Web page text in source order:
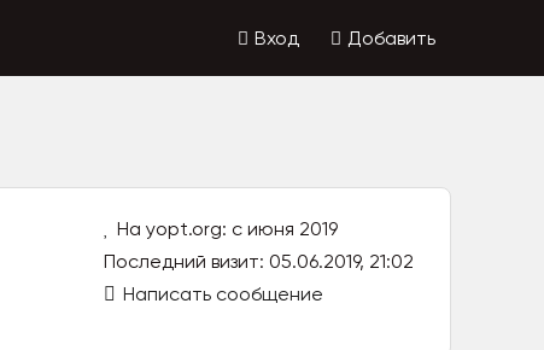
Вход Добавить
На yopt.org: с июня 2019
Последний визит: 05.06.2019, 21:02
Написать сообщение